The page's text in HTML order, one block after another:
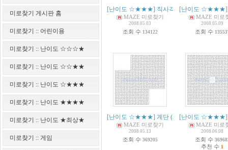
미로찾기 게시판 홈
미로찾기 :: 어린이용
미로찾기 :: 난이도 ☆☆☆★
미로찾기 :: 난이도 ☆☆★★
미로찾기 :: 난이도 ☆★★★
미로찾기 :: 난이도 ★★★★
미로찾기 :: 난이도 ★최상★
미로찾기 :: 게임
[난이도 ☆★★★] 직사각형 (13
MAZE 미로찾기
2008.05.03
조회 수 134122
[난이도 ☆★★★]
MAZE 미로
2008.05.09
조회 수
[난이도 ☆★★★] 계단 (21 )
MAZE 미로찾기
2008.05.13
조회 수 369205
[난이도 ☆★★★]
MAZE 미로
2008.06.08
조회 수
추천 수 1